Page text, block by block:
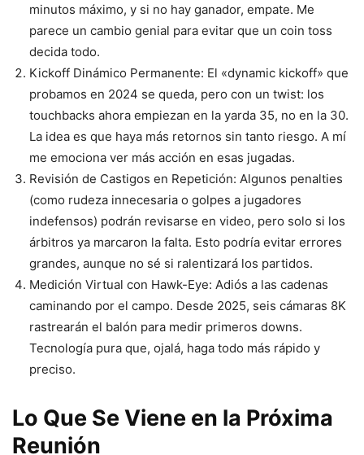
minutos máximo, y si no hay ganador, empate. Me
parece un cambio genial para evitar que un coin toss
decida todo.
Kickoff Dinámico Permanente: El «dynamic kickoff» que
probamos en 2024 se queda, pero con un twist: los
touchbacks ahora empiezan en la yarda 35, no en la 30.
La idea es que haya más retornos sin tanto riesgo. A mí
me emociona ver más acción en esas jugadas.
Revisión de Castigos en Repetición: Algunos penalties
(como rudeza innecesaria o golpes a jugadores
indefensos) podrán revisarse en video, pero solo si los
árbitros ya marcaron la falta. Esto podría evitar errores
grandes, aunque no sé si ralentizará los partidos.
Medición Virtual con Hawk-Eye: Adiós a las cadenas
caminando por el campo. Desde 2025, seis cámaras 8K
rastrearán el balón para medir primeros downs.
Tecnología pura que, ojalá, haga todo más rápido y
preciso.
Lo Que Se Viene en la Próxima
Reunión